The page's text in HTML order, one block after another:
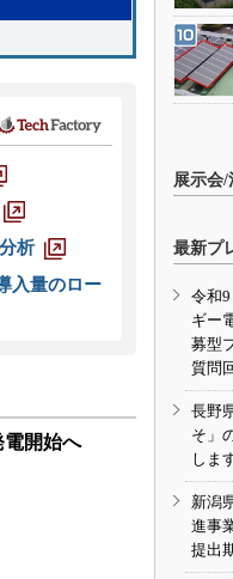
析
入量のロー
電開始へ
展示会/
最新プ
令和
ギー
募型
質問
長野
そ」
しま
新潟
進事
提出